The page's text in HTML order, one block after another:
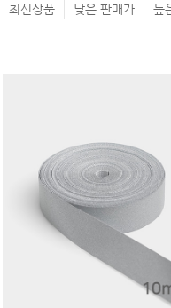
최신상품 낮은 판매가 높